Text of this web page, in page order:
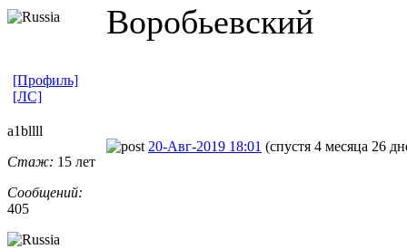
Воробьевский
[Профиль]
[ЛС]
a1bllll
Стаж: 15 лет
Сообщений:
405
20-Авг-2019 18:01 (спустя 4 месяца 26